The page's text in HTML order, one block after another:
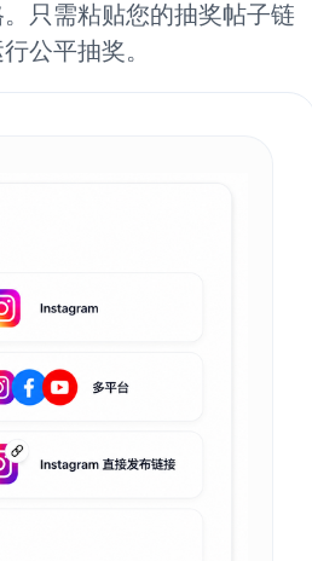
只需粘贴您的抽奖帖子链
公平抽奖。